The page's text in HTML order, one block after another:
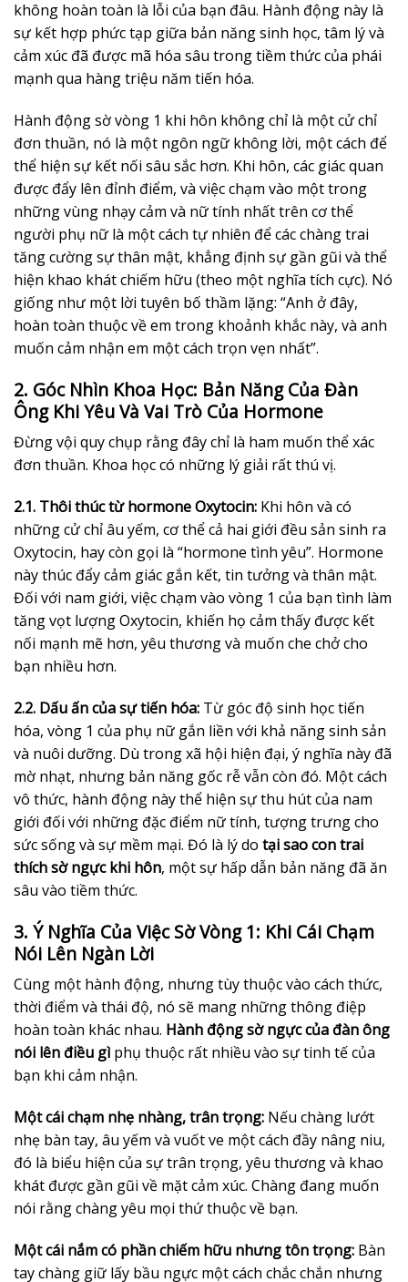
không hoàn toàn là lỗi của bạn đâu. Hành động này là
sự kết hợp phức tạp giữa bản năng sinh học, tâm lý và
cảm xúc đã được mã hóa sâu trong tiềm thức của phái
mạnh qua hàng triệu năm tiến hóa.
Hành động sờ vòng 1 khi hôn không chỉ là một cử chỉ
đơn thuần, nó là một ngôn ngữ không lời, một cách để
thể hiện sự kết nối sâu sắc hơn. Khi hôn, các giác quan
được đẩy lên đỉnh điểm, và việc chạm vào một trong
những vùng nhạy cảm và nữ tính nhất trên cơ thể
người phụ nữ là một cách tự nhiên để các chàng trai
tăng cường sự thân mật, khẳng định sự gần gũi và thể
hiện khao khát chiếm hữu (theo một nghĩa tích cực). Nó
giống như một lời tuyên bố thầm lặng: “Anh ở đây,
hoàn toàn thuộc về em trong khoảnh khắc này, và anh
muốn cảm nhận em một cách trọn vẹn nhất”.
2. Góc Nhìn Khoa Học: Bản Năng Của Đàn
Ông Khi Yêu Và Vai Trò Của Hormone
Đừng vội quy chụp rằng đây chỉ là ham muốn thể xác
đơn thuần. Khoa học có những lý giải rất thú vị.
2.1. Thôi thúc từ hormone Oxytocin: Khi hôn và có
những cử chỉ âu yếm, cơ thể cả hai giới đều sản sinh ra
Oxytocin, hay còn gọi là “hormone tình yêu”. Hormone
này thúc đẩy cảm giác gắn kết, tin tưởng và thân mật.
Đối với nam giới, việc chạm vào vòng 1 của bạn tình làm
tăng vọt lượng Oxytocin, khiến họ cảm thấy được kết
nối mạnh mẽ hơn, yêu thương và muốn che chở cho
bạn nhiều hơn.
2.2. Dấu ấn của sự tiến hóa: Từ góc độ sinh học tiến
hóa, vòng 1 của phụ nữ gắn liền với khả năng sinh sản
và nuôi dưỡng. Dù trong xã hội hiện đại, ý nghĩa này đã
mờ nhạt, nhưng bản năng gốc rễ vẫn còn đó. Một cách
vô thức, hành động này thể hiện sự thu hút của nam
giới đối với những đặc điểm nữ tính, tượng trưng cho
sức sống và sự mềm mại. Đó là lý do tại sao con trai
thích sờ ngực khi hôn, một sự hấp dẫn bản năng đã ăn
sâu vào tiềm thức.
3. Ý Nghĩa Của Việc Sờ Vòng 1: Khi Cái Chạm
Nói Lên Ngàn Lời
Cùng một hành động, nhưng tùy thuộc vào cách thức,
thời điểm và thái độ, nó sẽ mang những thông điệp
hoàn toàn khác nhau. Hành động sờ ngực của đàn ông
nói lên điều gìphụ thuộc rất nhiều vào sự tinh tế của
bạn khi cảm nhận.
Một cái chạm nhẹ nhàng, trân trọng: Nếu chàng lướt
nhẹ bàn tay, âu yếm và vuốt ve một cách đầy nâng niu,
đó là biểu hiện của sự trân trọng, yêu thương và khao
khát được gần gũi về mặt cảm xúc. Chàng đang muốn
nói rằng chàng yêu mọi thứ thuộc về bạn.
Một cái nắm có phần chiếm hữu nhưng tôn trọng: Bàn
tay chàng giữ lấy bầu ngực một cách chắc chắn nhưng